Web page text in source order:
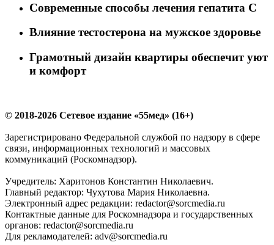
Современные способы лечения гепатита С
Влияние тестостерона на мужское здоровье
Грамотный дизайн квартиры обеспечит уют
и комфорт
© 2018-2026 Сетевое издание «55мед» (16+)
Зарегистрировано Федеральной службой по надзору в сфере
связи, информационных технологий и массовых
коммуникаций (Роскомнадзор).
Учредитель: Харитонов Константин Николаевич.
Главный редактор: Чухутова Мария Николаевна.
Электронный адрес редакции: redactor@sorcmedia.ru
Контактные данные для Роскомнадзора и государственных
органов: redactor@sorcmedia.ru
Для рекламодателей: adv@sorcmedia.ru